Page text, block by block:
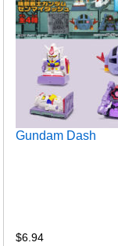
Gundam Dash
$6.94